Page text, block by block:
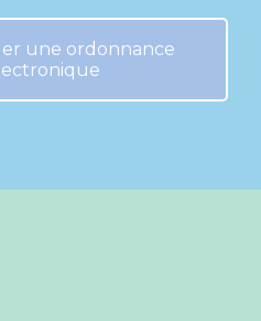
une ordonnance